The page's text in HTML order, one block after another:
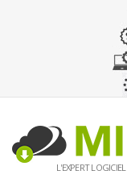
L'EXPERT LOGICIEL